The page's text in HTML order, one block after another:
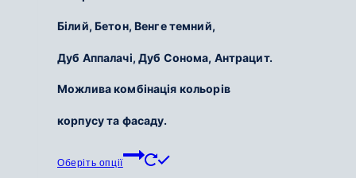
Білий, Бетон, Венге темний,
Дуб Аппалачі, Дуб Сонома, Антрацит.
Можлива комбінація кольорів
корпусу та фасаду.
Оберіть опції